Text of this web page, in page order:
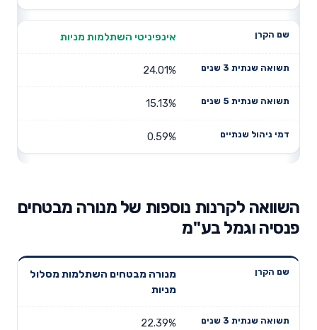
אינפיניטי השתלמות מניות
24.01%
15.13%
0.59%
השוואה לקרנות נוספות של מנורה מבטחים
פנסיה וגמל בע"מ
שנתית 3
תשואה
דמי ניהול
מנורה מבטחים השתלמות מסלול
מניות
22.39%